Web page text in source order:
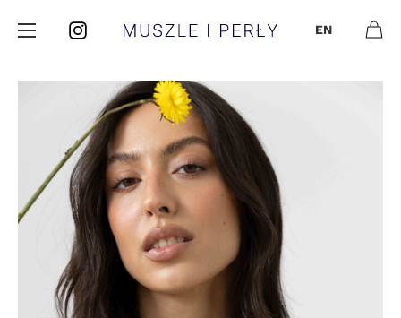
Muszle i Perły
Instagram EN 0